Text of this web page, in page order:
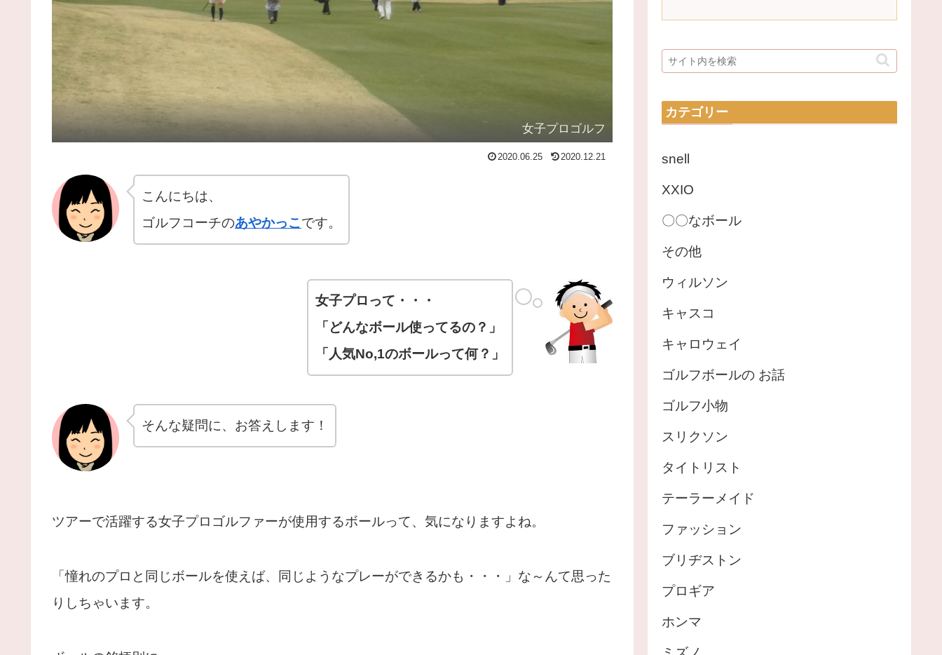
女子プロゴルフ
2020.06.25 2020.12.21
こんにちは、
ゴルフコーチのあやかっこです。
女子プロって・・・
「どんなボール使ってるの？」
「人気No,1のボールって何？」
そんな疑問に、お答えします！
ツアーで活躍する女子プロゴルファーが使用するボールって、気になりますよね。
「憧れのプロと同じボールを使えば、同じようなプレーができるかも・・・」な～んて思った
りしちゃいます。
カテゴリー
snell
XXIO
〇〇なボール
その他
ウィルソン
キャスコ
キャロウェイ
ゴルフボールの お話
ゴルフ小物
スリクソン
タイトリスト
テーラーメイド
ファッション
ブリヂストン
プロギア
ホンマ